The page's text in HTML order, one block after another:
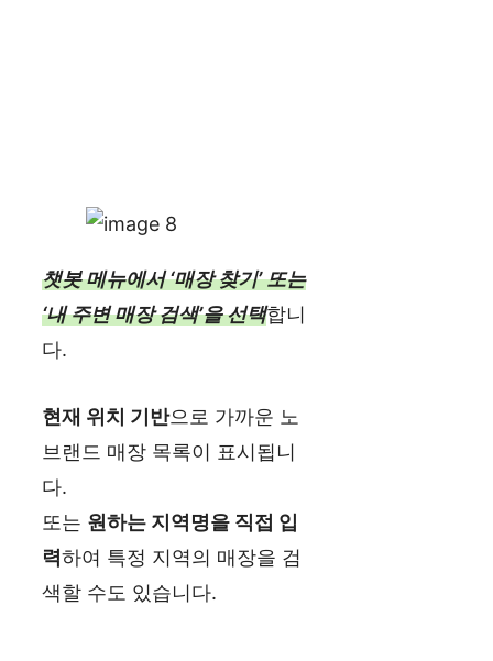
챗봇 메뉴에서 ‘매장 찾기’ 또는
‘내 주변 매장 검색’을 선택합니
다.
현재 위치 기반으로 가까운 노
브랜드 매장 목록이 표시됩니
다.
또는 원하는 지역명을 직접 입
력하여 특정 지역의 매장을 검
색할 수도 있습니다.